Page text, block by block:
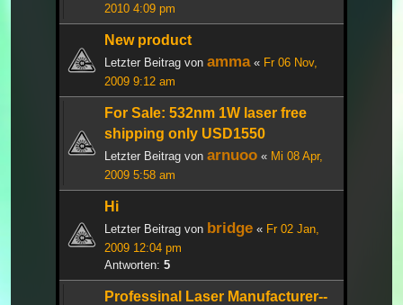
2010 4:09 pm
New product
Letzter Beitrag von amma« Fr 06 Nov,
2009 9:12 am
For Sale: 532nm 1W laser free
shipping only USD1550
Letzter Beitrag von arnuoo « Mi 08 Apr,
2009 5:58 am
Hi
Letzter Beitrag von bridge « Fr 02 Jan,
2009 12:04 pm
Antworten: 5
Professinal Laser Manufacturer--